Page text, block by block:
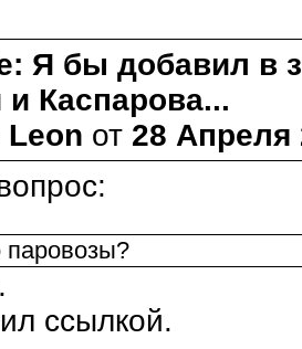
Я бы добавил в
Каспарова...
Leon от 28 Апреля
паровозы?
ссылкой.